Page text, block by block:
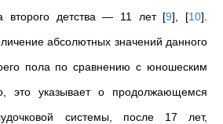
второго детства — 11 лет [9] [10]
абсолютных значений данного
пола по сравнению с юношеским
это указывает о продолжающемся
системы, после 17 лет,